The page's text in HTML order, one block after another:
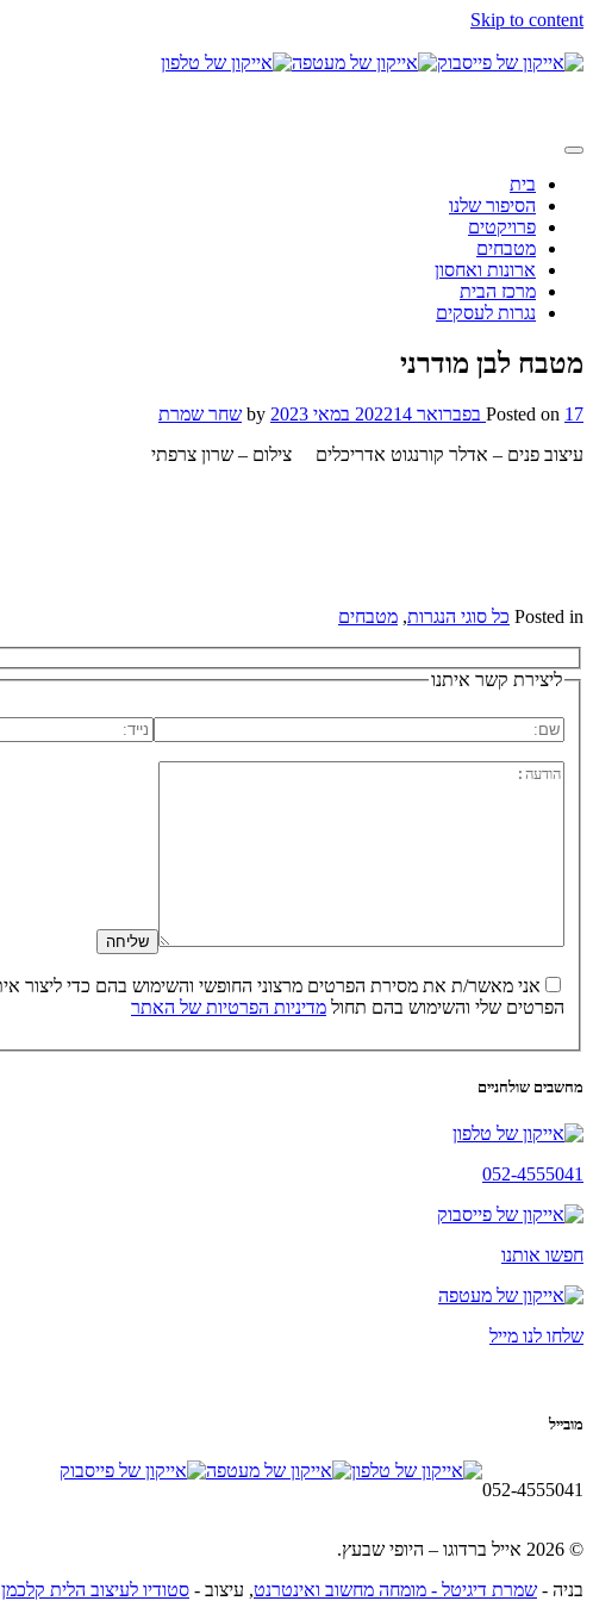
Skip to content
בית
הסיפור שלנו
פרויקטים
מטבחים
ארונות ואחסון
מרכז הבית
נגרות לעסקים
מטבח לבן מודרני
Posted on 17 בפברואר 2022 14 במאי 2023
שחר שמרת
עיצוב פנים – אדלר קורנגוט אדריכלים צילום – שרון צרפתי
Posted in כל סוגי הנגרות, מטבחים
ליצירת קשר איתנו
הפרטים שלי והשימוש בהם תחול מדיניות הפרטיות של האתר
מחשבים שולחניים
052-4555041
חפשו אותנו
שלחו לנו מייל
מובייל
052-4555041
© 2026 אייל ברדוגו – היופי שבעץ.
בניה - שמרת דיגיטל - מומחה מחשוב ואינטרנט, עיצוב - סטודיו לעיצוב הלית קלכמן